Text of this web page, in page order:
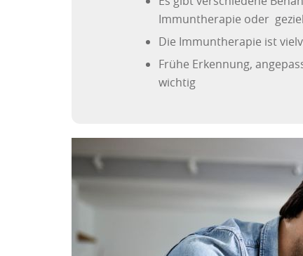
Immuntherapie oder
Die Immuntherapie ist
Frühe Erkennung,
wichtig